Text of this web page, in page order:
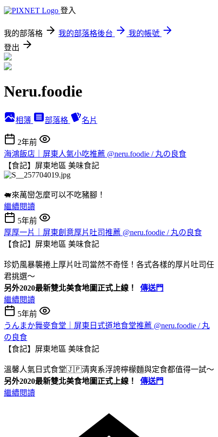
登入
我的部落格 我的部落格後台
我的帳號
登出
Neru.foodie
相簿 部落格 名片
2年前
海鴻飯店｜屏東人氣小吃推薦 @neru.foodie / 丸の良食
【食記】屏東地區 美味食記
🐖來萬巒怎麼可以不吃豬腳！
繼續閱讀
5年前
厚厚一片｜屏東創意厚片吐司推薦 @neru.foodie / 丸の良食
【食記】屏東地區 美味食記
珍奶風暴襲捲上厚片吐司當然不奇怪！各式各樣的厚片吐司任
君挑選～
另外2020最新雙北美食地圖正式上線！ 傳送門
繼續閱讀
5年前
うんまか舞麥食堂｜屏東日式道地食堂推薦 @neru.foodie / 丸
の良食
【食記】屏東地區 美味食記
溫馨人氣日式食堂🇯🇵清爽系浮誇檸檬麵與定食都值得一試～
另外2020最新雙北美食地圖正式上線！ 傳送門
繼續閱讀